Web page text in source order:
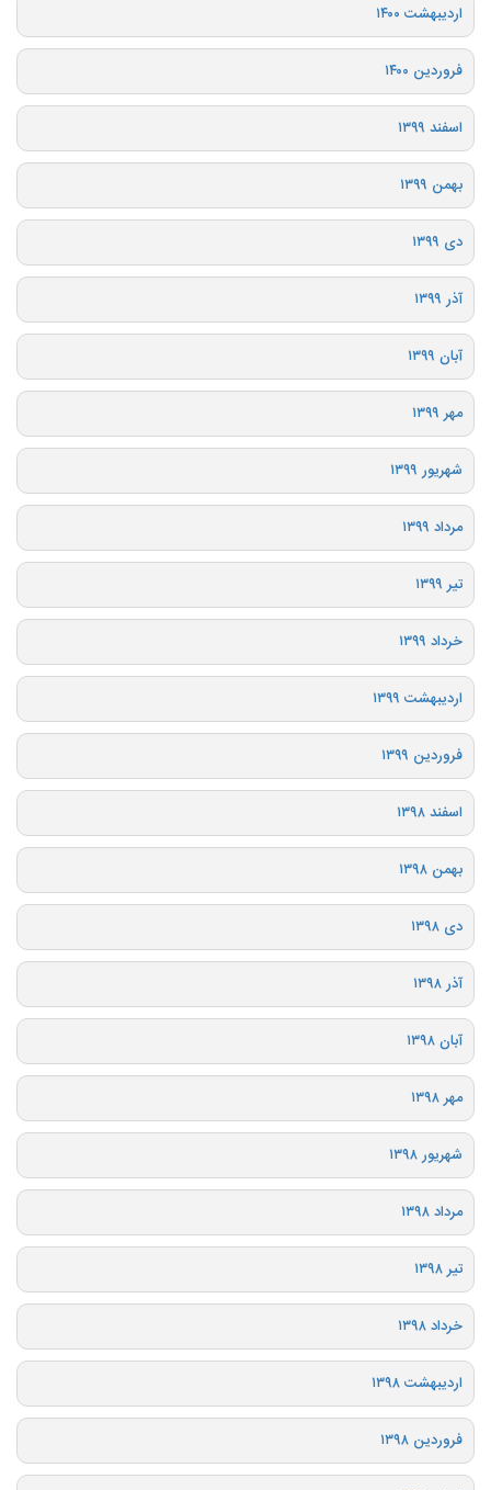
اردیبهشت ۱۴۰۰
فروردین ۱۴۰۰
اسفند ۱۳۹۹
بهمن ۱۳۹۹
دی ۱۳۹۹
آذر ۱۳۹۹
آبان ۱۳۹۹
مهر ۱۳۹۹
شهریور ۱۳۹۹
مرداد ۱۳۹۹
تیر ۱۳۹۹
خرداد ۱۳۹۹
اردیبهشت ۱۳۹۹
فروردین ۱۳۹۹
اسفند ۱۳۹۸
بهمن ۱۳۹۸
دی ۱۳۹۸
آذر ۱۳۹۸
آبان ۱۳۹۸
مهر ۱۳۹۸
شهریور ۱۳۹۸
مرداد ۱۳۹۸
تیر ۱۳۹۸
خرداد ۱۳۹۸
اردیبهشت ۱۳۹۸
فروردین ۱۳۹۸